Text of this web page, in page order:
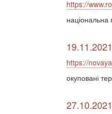
https://
національна
https://
окуповані